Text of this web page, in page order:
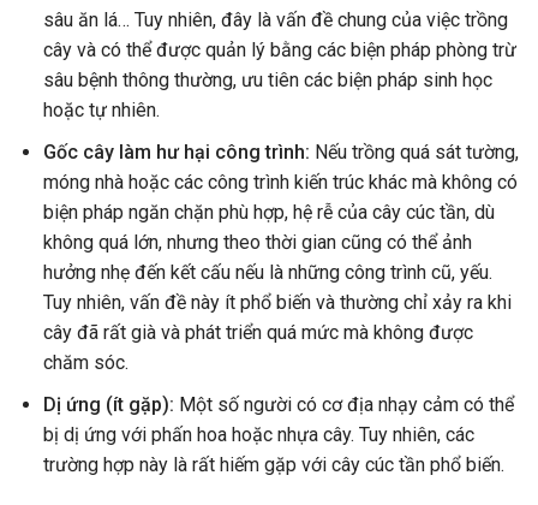
sâu ăn lá… Tuy nhiên, đây là vấn đề chung của việc trồng
cây và có thể được quản lý bằng các biện pháp phòng trừ
sâu bệnh thông thường, ưu tiên các biện pháp sinh học
hoặc tự nhiên.
Gốc cây làm hư hại công trình: Nếu trồng quá sát tường,
móng nhà hoặc các công trình kiến trúc khác mà không có
biện pháp ngăn chặn phù hợp, hệ rễ của cây cúc tần, dù
không quá lớn, nhưng theo thời gian cũng có thể ảnh
hưởng nhẹ đến kết cấu nếu là những công trình cũ, yếu.
Tuy nhiên, vấn đề này ít phổ biến và thường chỉ xảy ra khi
cây đã rất già và phát triển quá mức mà không được
chăm sóc.
Dị ứng (ít gặp): Một số người có cơ địa nhạy cảm có thể
bị dị ứng với phấn hoa hoặc nhựa cây. Tuy nhiên, các
trường hợp này là rất hiếm gặp với cây cúc tần phổ biến.